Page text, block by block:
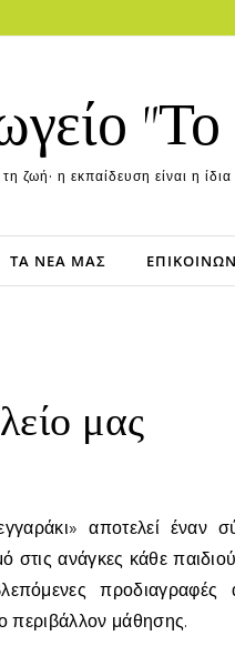
τη ζωή· η εκπαίδευση είναι η
ΤΑ ΝΈΑ ΜΑΣ
μας
ανάγκες κάθε
προδιαγραφές
περιβάλλον μάθησης.